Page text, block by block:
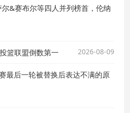
&赛布尔等四人并列榜首，伦纳
篮联盟倒数第一 2026-08-09
最后一轮被替换后表达不满的原